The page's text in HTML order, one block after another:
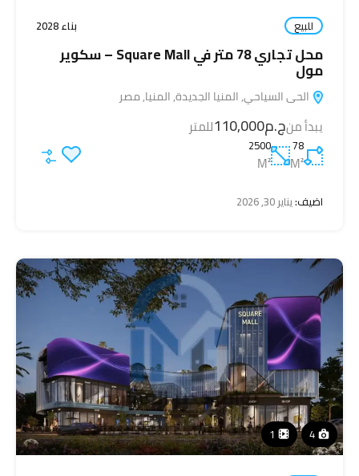
للبيع بناء 2028
محل تجاري 78 متر في Square Mall – سكوير
مول
الحى السياحي, المنيا الجديدة, المنيا, مصر
يبدأ منج.م110,000 للمتر
78
M²
2500
M²
اضيف:يناير 30, 2026
4
1